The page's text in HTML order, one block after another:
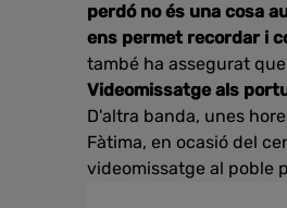
perdó no és una cosa
ens permet recordar i
també ha assegurat
Videomissatge als
D'altra banda, unes
Fàtima, en ocasió del
videomissatge al poble